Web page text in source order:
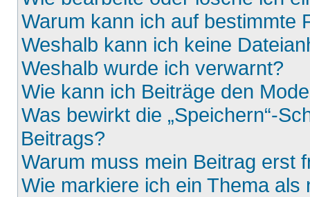
Warum kann ich auf bestimmte
Weshalb kann ich keine
Weshalb wurde ich verwarnt?
Wie kann ich Beiträge den
Was bewirkt die „Speichern“-
Beitrags?
Warum muss mein Beitrag erst
Wie markiere ich ein Thema als